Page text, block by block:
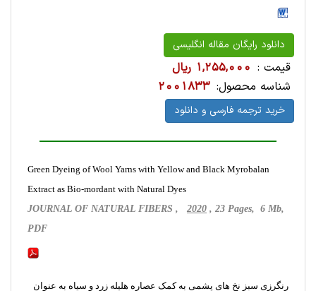
دانلود رایگان مقاله انگلیسی
قیمت : 1,255,000 ریال
شناسه محصول: 2001833
خرید ترجمه فارسی و دانلود
Green Dyeing of Wool Yarns with Yellow and Black Myrobalan
Extract as Bio-mordant with Natural Dyes
JOURNAL OF NATURAL FIBERS , 2020 , 23 Pages, 6 Mb,
PDF
رنگرزی سبز نخ های پشمی به کمک عصاره هلیله زرد و سیاه به عنوان